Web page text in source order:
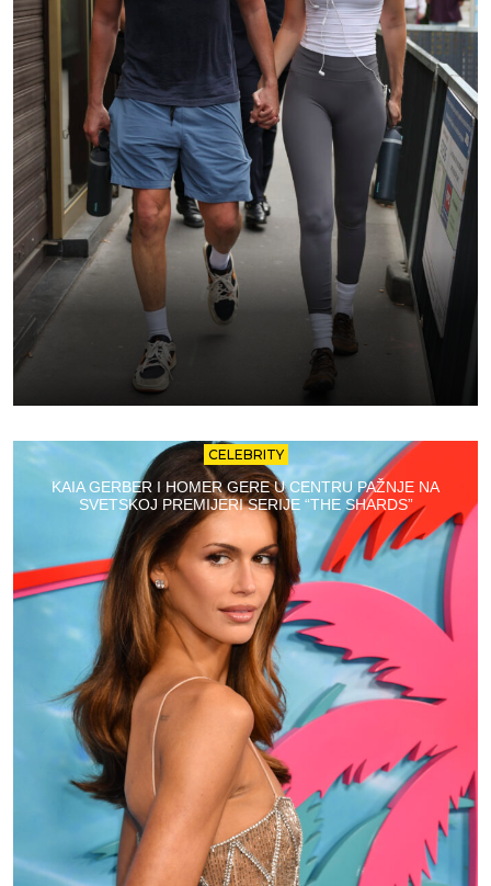
CELEBRITY
KAIA GERBER I HOMER GERE U CENTRU PAŽNJE NA
SVETSKOJ PREMIJERI SERIJE “THE SHARDS”